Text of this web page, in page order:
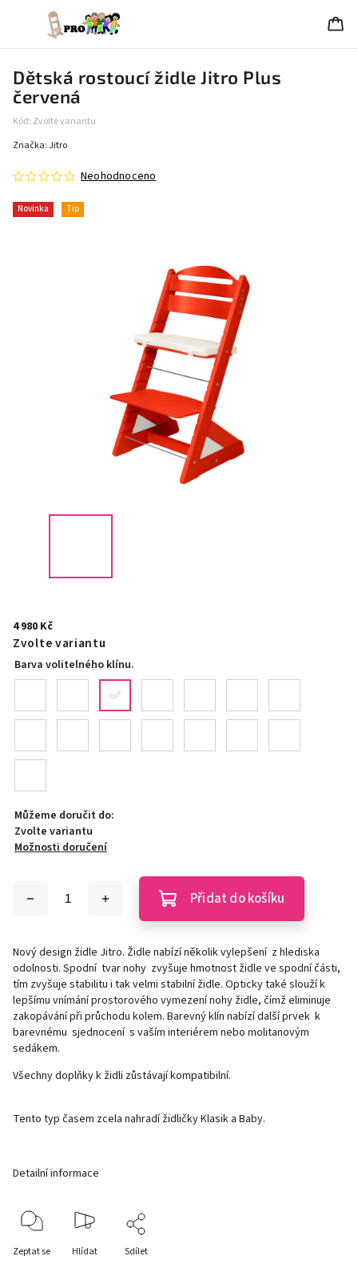
Dětská rostoucí židle Jitro Plus
červená
Kód: Zvolte variantu
Novinka Tip
Neohodnoceno
Značka:Jitro
4 980 Kč
Zvolte variantu
Barva volitelného klínu.
Můžeme doručit do:
Zvolte variantu
Možnosti doručení
Přidat do košíku
Nový design židle Jitro. Židle nabízí několik vylepšení z hlediska
odolnosti. Spodní tvar nohy zvyšuje hmotnost židle ve spodní části,
tím zvyšuje stabilitu i tak velmi stabilní židle. Opticky také slouží k
lepšímu vnímání prostorového vymezení nohy židle, čímž eliminuje
zakopávání při průchodu kolem. Barevný klín nabízí další prvek k
barevnému sjednocení s vaším interiérem nebo molitanovým
sedákem.
Všechny doplňky k židli zůstávají kompatibilní.
Tento typ časem zcela nahradí židličky Klasik a Baby.
Detailní informace
Zeptat se Hlídat Sdílet